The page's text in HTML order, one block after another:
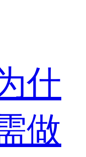
什
做